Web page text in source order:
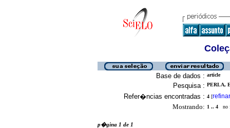
Base de dados : article
Pesquisa : PERLA,
Refer�ncias encontradas : 4 [refinar
Mostrando: 1 .. 4 no
p�gina 1 de 1